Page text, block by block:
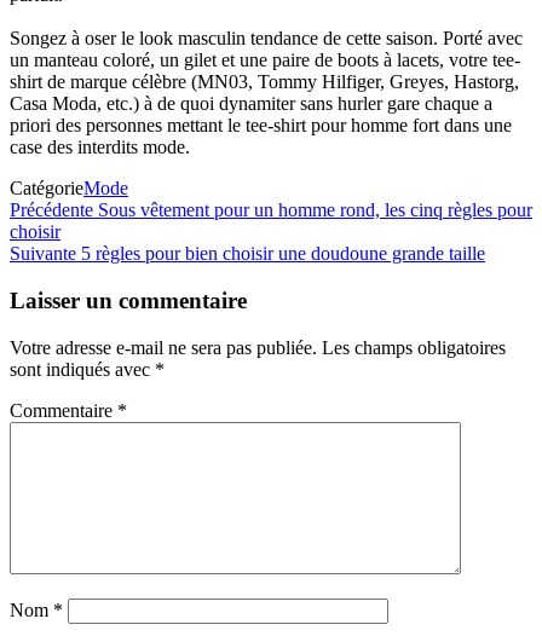
Songez à oser le look masculin tendance de cette saison. Porté avec
un manteau coloré, un gilet et une paire de boots à lacets, votre tee-
shirt de marque célèbre (MN03, Tommy Hilfiger, Greyes, Hastorg,
Casa Moda, etc.) à de quoi dynamiter sans hurler gare chaque a
priori des personnes mettant le tee-shirt pour homme fort dans une
case des interdits mode.
CatégorieMode
Navigation
de
Article
précédent
Précédente Sous vêtement pour un homme rond, les cinq règles pour
choisir
Article
Suivante 5 règles pour bien choisir une doudoune grande taille
Laisser un commentaire
Votre adresse e-mail ne sera pas publiée. Les champs obligatoires
sont indiqués avec *
Commentaire *
Nom *